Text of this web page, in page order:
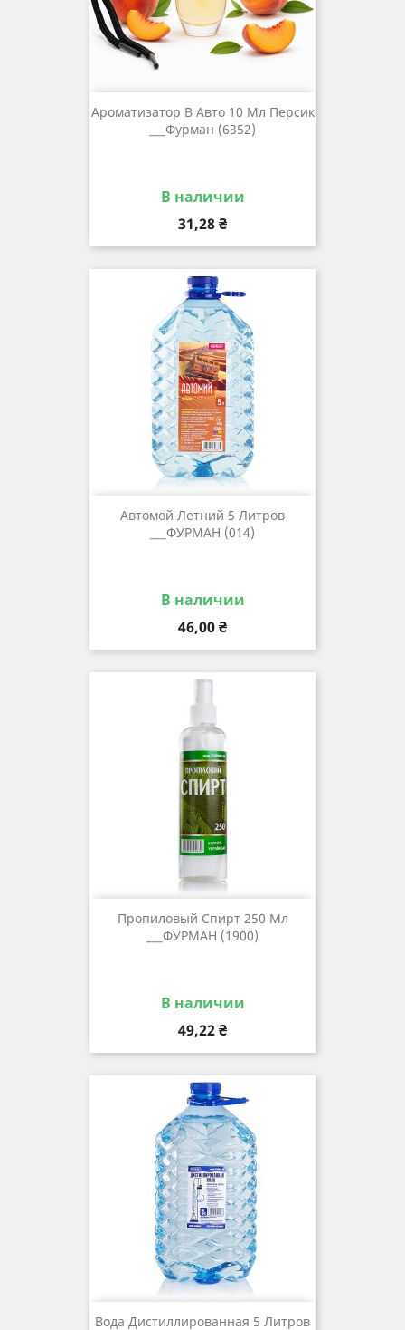
Ароматизатор В Авто 10 Мл Персик
___Фурман (6352)
В наличии
Цена
31,28 ₴
Автомой Летний 5 Литров
___ФУРМАН (014)
В наличии
Цена
46,00 ₴
Пропиловый Спирт 250 Мл
___ФУРМАН (1900)
В наличии
Цена
49,22 ₴
Вода Дистиллированная 5 Литров